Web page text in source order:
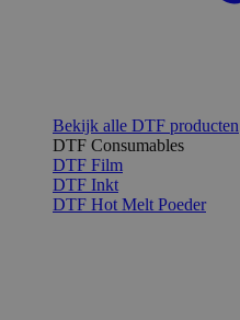
Bekijk alle DTF producten
DTF Consumables
DTF Film
DTF Inkt
DTF Hot Melt Poeder